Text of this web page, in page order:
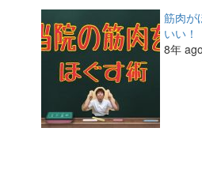
筋肉が
いい！
8年 ago